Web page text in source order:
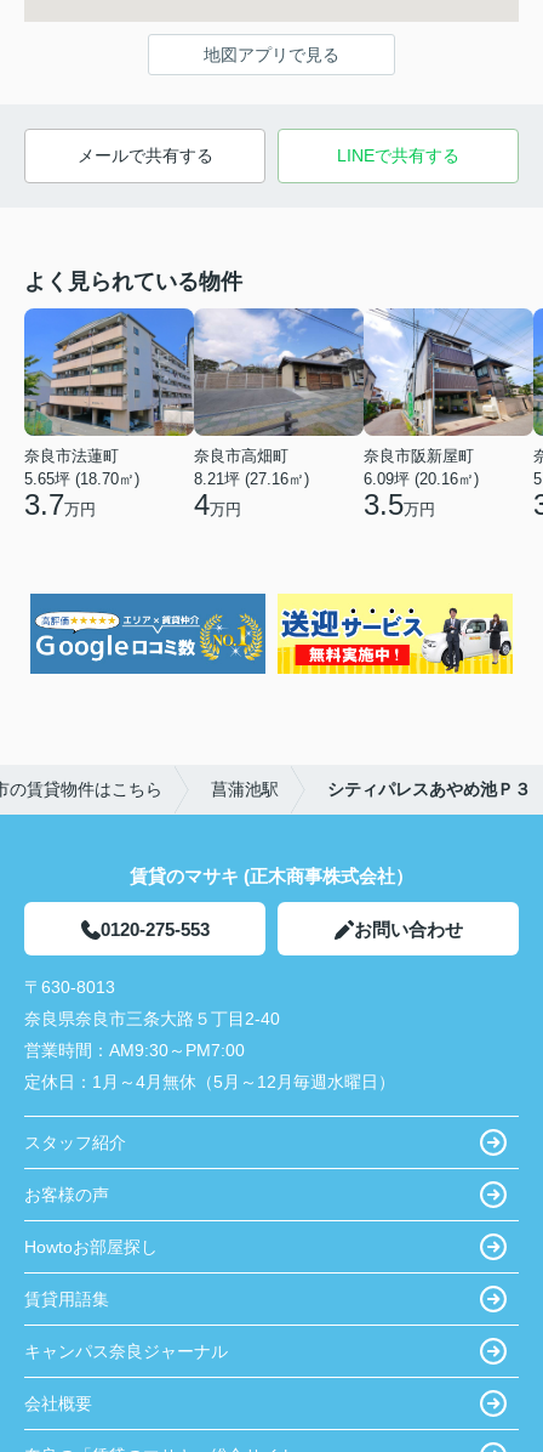
地図アプリで見る
メールで共有する LINEで共有する
よく見られている物件
奈良市法蓮町
5.65坪 (18.70㎡)
3.7万円
奈良市高畑町
8.21坪 (27.16㎡)
4万円
奈良市阪新屋町
6.09坪 (20.16㎡)
3.5万円
の賃貸物件はこちら 菖蒲池駅 シティパレスあやめ池Ｐ３
賃貸のマサキ (正木商事株式会社）
0120-275-553 お問い合わせ
〒630-8013
奈良県奈良市三条大路５丁目2-40
営業時間： AM9:30～PM7:00
定休日： 1月～4月無休（5月～12月毎週水曜日）
スタッフ紹介
お客様の声
Howtoお部屋探し
賃貸用語集
キャンパス奈良ジャーナル
会社概要